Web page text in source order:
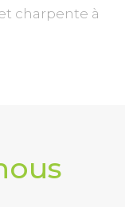
charpente à